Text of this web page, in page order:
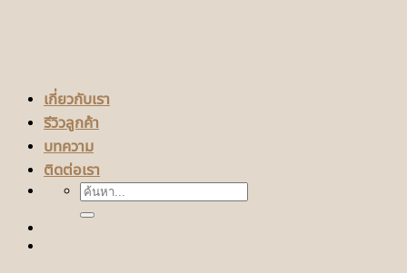
เกี่ยวกับเรา
รีวิวลูกค้า
บทความ
ติดต่อเรา
ค้นหา: